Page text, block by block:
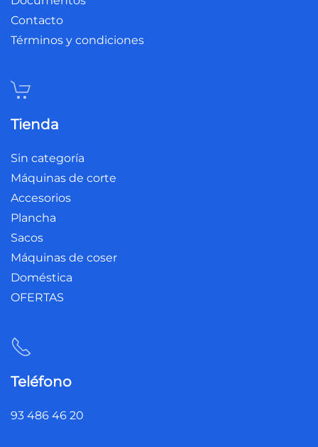
Contacto
Términos y condiciones
Tienda
Sin categoría
Máquinas de corte
Accesorios
Plancha
Sacos
Máquinas de coser
Doméstica
OFERTAS
Teléfono
93 486 46 20